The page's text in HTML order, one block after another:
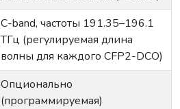
C-band, частоты 191.35–196.1
ТГц (регулируемая длина
волны для каждого CFP2-DCO)
Опционально
(программируемая)